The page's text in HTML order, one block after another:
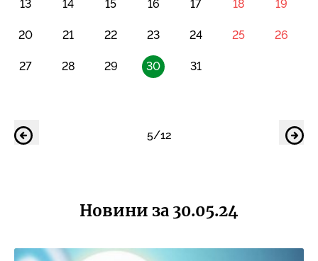
13 14 15 16 17 18 19
20 21 22 23 24 25 26
27 28 29 30 31
5/12
Новини за 30.05.24